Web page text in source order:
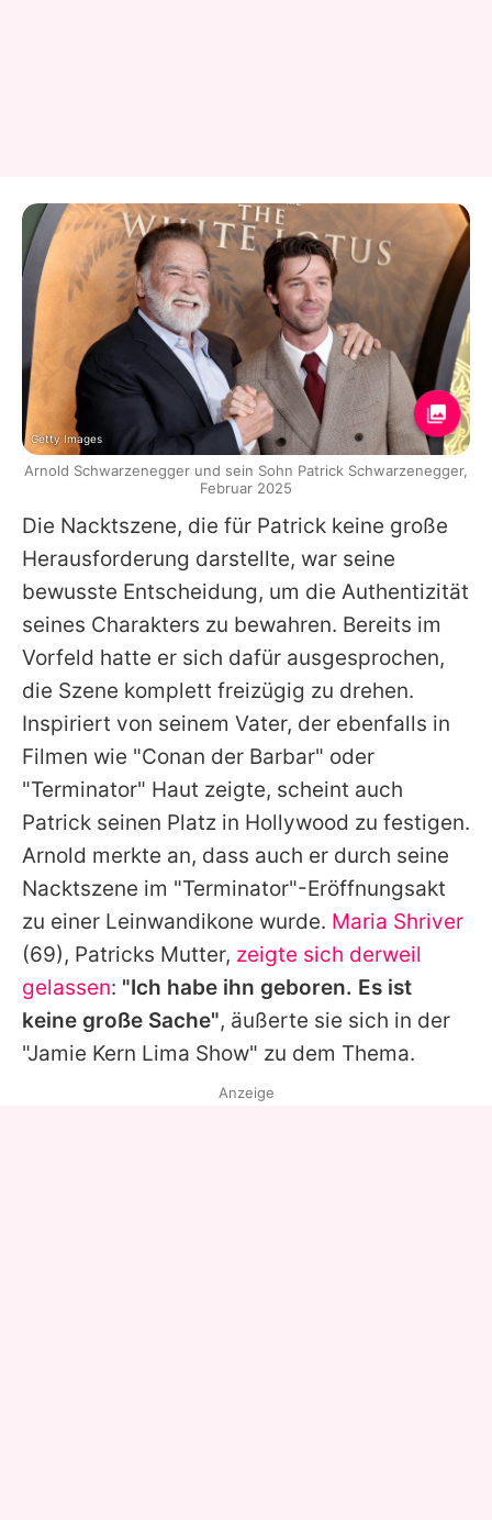
Die Nacktszene, die für Patrick keine große
Herausforderung darstellte, war seine
bewusste Entscheidung, um die Authentizität
seines Charakters zu bewahren. Bereits im
Vorfeld hatte er sich dafür ausgesprochen,
die Szene komplett freizügig zu drehen.
Inspiriert von seinem Vater, der ebenfalls in
Filmen wie "Conan der Barbar" oder
"Terminator" Haut zeigte, scheint auch
Patrick seinen Platz in Hollywood zu festigen.
Arnold merkte an, dass auch er durch seine
Nacktszene im "Terminator"-Eröffnungsakt
zu einer Leinwandikone wurde. Maria Shriver
(69), Patricks Mutter, zeigte sich derweil
gelassen: "Ich habe ihn geboren. Es ist
keine große Sache", äußerte sie sich in der
"Jamie Kern Lima Show" zu dem Thema.
Getty Images
Arnold Schwarzenegger und sein Sohn Patrick Schwarzenegger,
Februar 2025
Anzeige